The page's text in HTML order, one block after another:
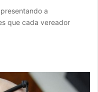
a
que cada vereador